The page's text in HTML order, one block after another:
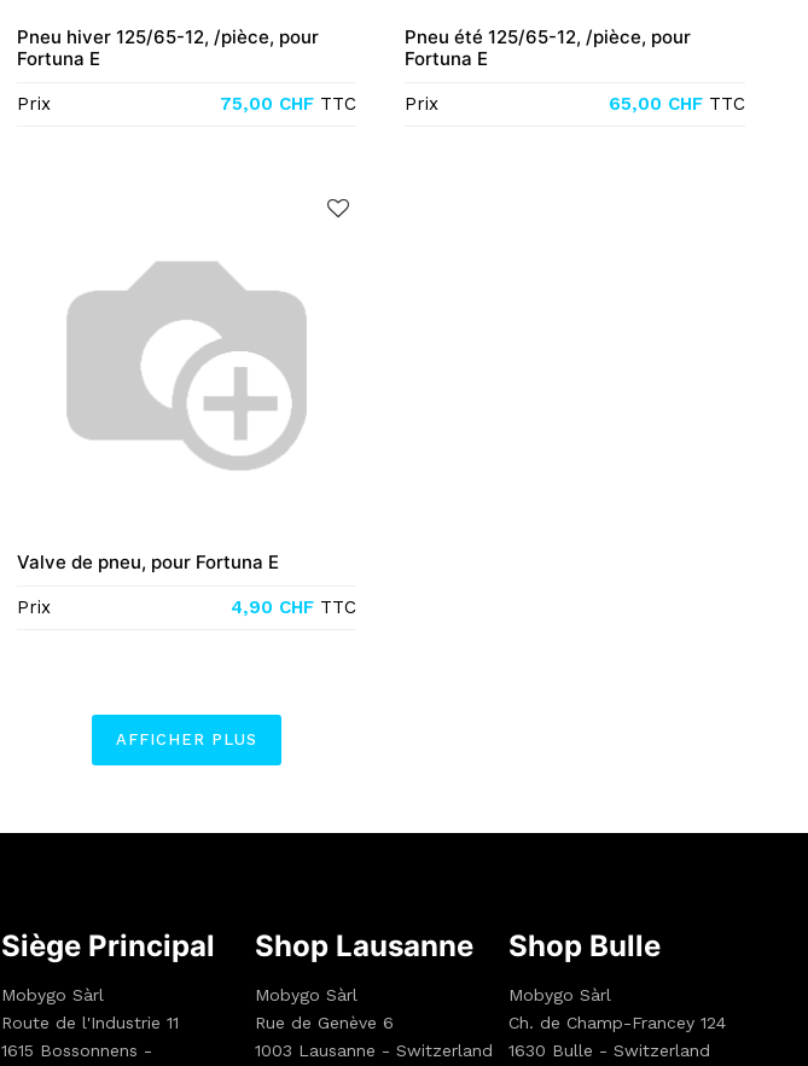
Pneu hiver 125/65-12, /pièce, pour
Fortuna E
Prix 75,00 CHF TTC
Pneu été 125/65-12, /pièce, pour
Fortuna E
Prix 65,00 CHF TTC
Valve de pneu, pour Fortuna E
Prix 4,90 CHF TTC
AFFICHER PLUS
Siège Principal
Mobygo Sàrl
Route de l'Industrie 11
1615 Bossonnens -
Shop Lausanne
Mobygo Sàrl
Rue de Genève 6
1003 Lausanne - Switzerland
Shop Bulle
Mobygo Sàrl
Ch. de Champ-Francey 124
1630 Bulle - Switzerland